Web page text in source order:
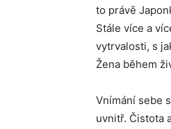
to právě
Stále více a
vytrvalosti, s
Žena během
Vnímání sebe
uvnitř. Čistota